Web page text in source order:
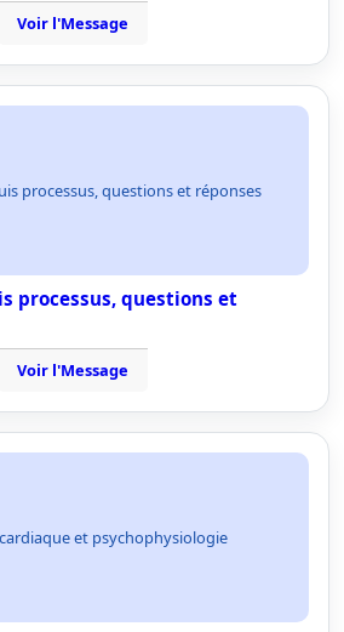
Voir l'Message
processus, questions et réponses
processus, questions et
Voir l'Message
et psychophysiologie